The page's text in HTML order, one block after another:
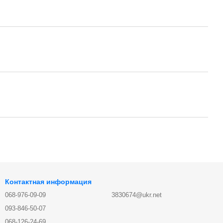
Контактная информация
068-976-09-09
093-846-50-07
3830674@ukr.net